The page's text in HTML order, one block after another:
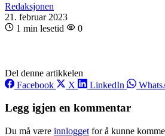
Redaksjonen
21. februar 2023
1 min lesetid
0
Del denne artikkelen
Facebook
X LinkedIn
Legg igjen en kommentar
Du må være innlogget for å kunne